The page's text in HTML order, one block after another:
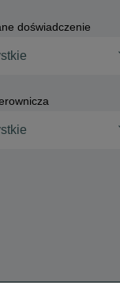
doświadczenie